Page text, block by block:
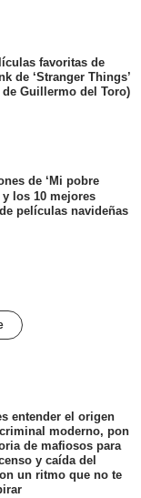
favoritas de
de ‘Stranger Things’
de Guillermo del Toro)
de ‘Mi pobre
y los 10 mejores
películas navideñas
entender el origen
moderno, pon
de mafiosos para
y caída del
un ritmo que no te